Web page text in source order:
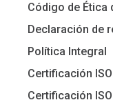
Código de Ética
Declaración de
Política Integral
Certificación ISO
Certificación ISO